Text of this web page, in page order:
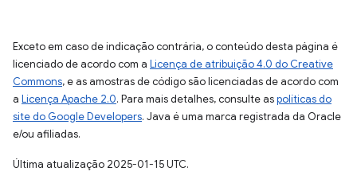
Exceto em caso de indicação contrária, o conteúdo desta página é
licenciado de acordo com a Licença de atribuição 4.0 do Creative
Commons, e as amostras de código são licenciadas de acordo com
a Licença Apache 2.0. Para mais detalhes, consulte aspolíticas do
site do Google Developers. Java é uma marca registrada da Oracle
e/ou afiliadas.
Última atualização 2025-01-15 UTC.